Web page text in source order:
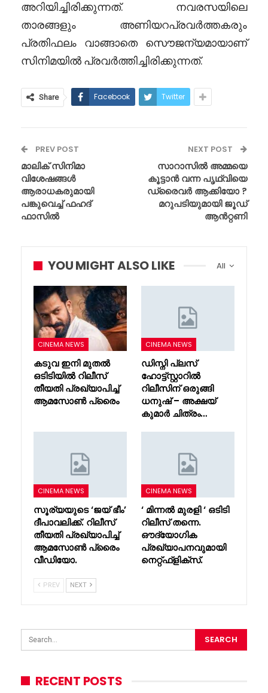
അറിയിച്ചിരിക്കുന്നത്. നവരസയിലെ
താരങ്ങളും അണിയറപ്രവർത്തകരും
പ്രതിഫലം വാങ്ങാതെ സൌജന്യമായാണ്
സിനിമയിൽ പ്രവർത്തിച്ചിരിക്കുന്നത്.
Share Facebook Twitter
PREV POST
മാലിക് സിനിമാ
വിശേഷങ്ങൾ
ആരാധകരുമായി
പങ്കുവെച്ച് ഫഹദ്
ഫാസിൽ
NEXT POST
സാറാസിൽ അമ്മയെ
കൂട്ടാൻ വന്ന പൃഥ്വിയെ
ഡ്രൈവർ ആക്കിയോ ?
മറുപടിയുമായി ജൂഡ്
ആൻറ്റണി
All
YOU MIGHT ALSO LIKE
CINEMA NEWS
കടുവ ഇനി മുതൽ
ഒടിടിയിൽ റിലീസ്
തീയതി പ്രഖ്യാപിച്ച്
ആമസോൺ പ്രൈം
CINEMA NEWS
ഡിസ്നി പ്ലസ്
ഹോട്ട്സ്റ്റാറിൽ
റിലീസിന് ഒരുങ്ങി
ധനുഷ് – അക്ഷയ്
കുമാർ ചിത്രം…
CINEMA NEWS
സൂര്യയുടെ ‘ജയ് ഭീം’
ദീപാവലിക്ക്. റിലീസ്
തീയതി പ്രഖ്യാപിച്ച്
ആമസോൺ പ്രൈം
വീഡിയോ.
CINEMA NEWS
‘ മിന്നൽ മുരളി ‘ ഒടിടി
റിലീസ് തന്നെ.
ഔദ്യോഗിക
പ്രഖ്യാപനവുമായി
നെറ്റ്ഫ്ളിക്സ്.
PREV NEXT
RECENT POSTS